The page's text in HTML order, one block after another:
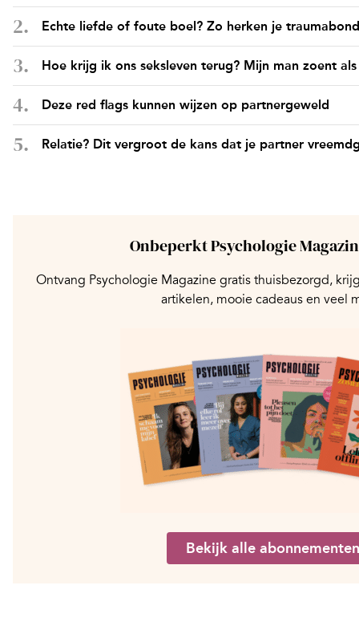
Echte liefde of foute boel? Zo herken je
Hoe krijg ik ons seksleven terug? Mijn man zoent
Deze red flags kunnen wijzen op partnergeweld
Relatie? Dit vergroot de kans dat je partner
Onbeperkt Psychologie
Ontvang Psychologie Magazine gratis thuisbezorgd,
artikelen, mooie cadeaus en veel
Bekijk alle abonnementen